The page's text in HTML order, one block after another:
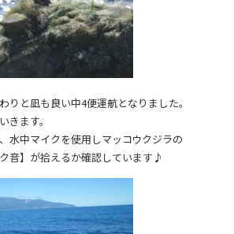
りと凪も良い中4便運航となりました。
きます。
水中マイクを使用しマッコウクジラの
音】が拾えるか確認しています♪